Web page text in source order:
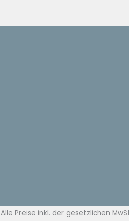
Alle Preise inkl. der gesetzlichen